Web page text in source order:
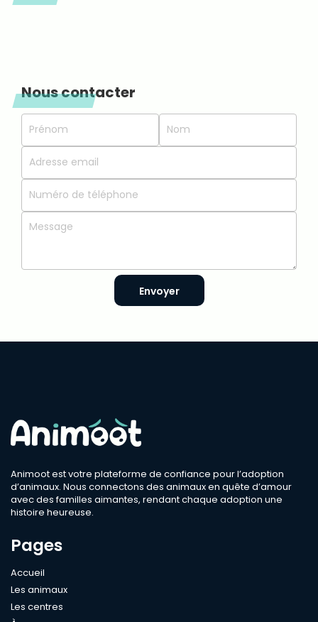
Nous contacter
Envoyer
Animoot est votre plateforme de confiance pour l’adoption
d’animaux. Nous connectons des animaux en quête d’amour
avec des familles aimantes, rendant chaque adoption une
histoire heureuse.
Pages
Accueil
Les animaux
Les centres